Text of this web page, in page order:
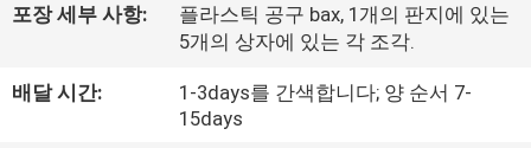
사
개
포장 세부 사항:
플라스틱 공구 bax, 1개의 판지에 있는
5개의 상자에 있는 각 조각.
배달 시간:
1-3days를 간색합니다; 양 순서 7-
15days